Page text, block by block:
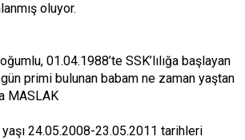
oluyor.
01.04.1988’te SSK’lılığa başlayan
primi bulunan babam ne zaman yaştan
MASLAK
yaşı 24.05.2008-23.05.2011 tarihleri